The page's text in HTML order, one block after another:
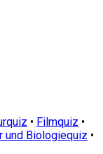
• Filmquiz •
und Biologiequiz •